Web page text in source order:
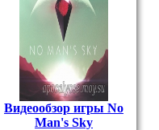
Видеообзор игры No
Man's Sky